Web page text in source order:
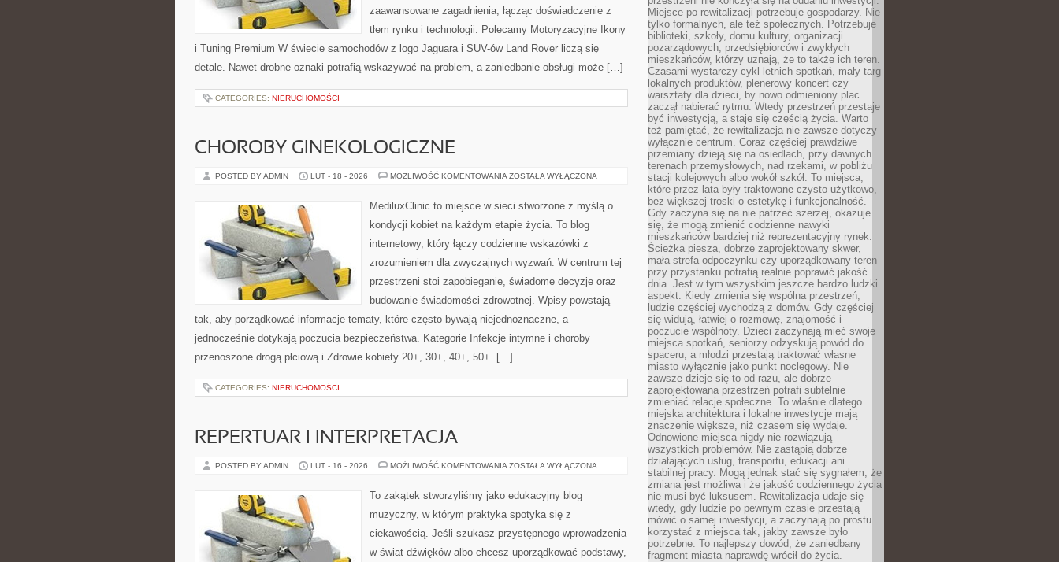
zaawansowane zagadnienia, łącząc doświadczenie z
tłem rynku i technologii. Polecamy Motoryzacyjne Ikony
i Tuning Premium W świecie samochodów z logo Jaguara i SUV-ów Land Rover liczą się
detale. Nawet drobne oznaki potrafią wskazywać na problem, a zaniedbanie obsługi może […]
CATEGORIES: NIERUCHOMOŚCI
CHOROBY GINEKOLOGICZNE
POSTED BY ADMIN LUT - 18 - 2026 MOŻLIWOŚĆ KOMENTOWANIA CHOROBY
ZOSTAŁA WYŁĄCZONA
MediluxClinic to miejsce w sieci stworzone z myślą o
kondycji kobiet na każdym etapie życia. To blog
internetowy, który łączy codzienne wskazówki z
zrozumieniem dla zwyczajnych wyzwań. W centrum tej
przestrzeni stoi zapobieganie, świadome decyzje oraz
budowanie świadomości zdrowotnej. Wpisy powstają
tak, aby porządkować informacje tematy, które często bywają niejednoznaczne, a
jednocześnie dotykają poczucia bezpieczeństwa. Kategorie Infekcje intymne i choroby
przenoszone drogą płciową i Zdrowie kobiety 20+, 30+, 40+, 50+. […]
CATEGORIES: NIERUCHOMOŚCI
REPERTUAR I INTERPRETACJA
POSTED BY ADMIN LUT - 16 - 2026 MOŻLIWOŚĆ KOMENTOWANIA REPERTUAR
ZOSTAŁA WYŁĄCZONA
To zakątek stworzyliśmy jako edukacyjny blog
muzyczny, w którym praktyka spotyka się z
ciekawością. Jeśli szukasz przystępnego wprowadzenia
w świat dźwięków albo chcesz uporządkować podstawy,
Miejsce po rewitalizacji potrzebuje gospodarzy. Nie
tylko formalnych, ale też społecznych. Potrzebuje
biblioteki, szkoły, domu kultury, organizacji
pozarządowych, przedsiębiorców i zwykłych
mieszkańców, którzy uznają, że to także ich teren.
Czasami wystarczy cykl letnich spotkań, mały targ
lokalnych produktów, plenerowy koncert czy
warsztaty dla dzieci, by nowo odmieniony plac
zaczął nabierać rytmu. Wtedy przestrzeń przestaje
być inwestycją, a staje się częścią życia. Warto
też pamiętać, że rewitalizacja nie zawsze dotyczy
wyłącznie centrum. Coraz częściej prawdziwe
przemiany dzieją się na osiedlach, przy dawnych
terenach przemysłowych, nad rzekami, w pobliżu
stacji kolejowych albo wokół szkół. To miejsca,
które przez lata były traktowane czysto użytkowo,
bez większej troski o estetykę i funkcjonalność.
Gdy zaczyna się na nie patrzeć szerzej, okazuje
się, że mogą zmienić codzienne nawyki
mieszkańców bardziej niż reprezentacyjny rynek.
Ścieżka piesza, dobrze zaprojektowany skwer,
mała strefa odpoczynku czy uporządkowany teren
przy przystanku potrafią realnie poprawić jakość
dnia. Jest w tym wszystkim jeszcze bardzo ludzki
aspekt. Kiedy zmienia się wspólna przestrzeń,
ludzie częściej wychodzą z domów. Gdy częściej
się widują, łatwiej o rozmowę, znajomość i
poczucie wspólnoty. Dzieci zaczynają mieć swoje
miejsca spotkań, seniorzy odzyskują powód do
spaceru, a młodzi przestają traktować własne
miasto wyłącznie jako punkt noclegowy. Nie
zawsze dzieje się to od razu, ale dobrze
zaprojektowana przestrzeń potrafi subtelnie
zmieniać relacje społeczne. To właśnie dlatego
miejska architektura i lokalne inwestycje mają
znaczenie większe, niż czasem się wydaje.
Odnowione miejsca nigdy nie rozwiązują
wszystkich problemów. Nie zastąpią dobrze
działających usług, transportu, edukacji ani
stabilnej pracy. Mogą jednak stać się sygnałem, że
zmiana jest możliwa i że jakość codziennego życia
nie musi być luksusem. Rewitalizacja udaje się
wtedy, gdy ludzie po pewnym czasie przestają
mówić o samej inwestycji, a zaczynają po prostu
korzystać z miejsca tak, jakby zawsze było
potrzebne. To najlepszy dowód, że zaniedbany
fragment miasta naprawdę wrócił do życia.